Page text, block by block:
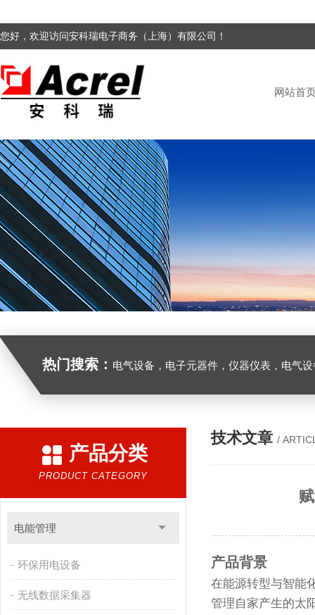
您好，欢迎访问安科瑞电子商务（上海）有限公司！
网站首
热门搜索： 电气设备，电子元器件，仪器仪表，电气
产品分类
PRODUCT CATEGORY
电能管理
环保用电设备
无线数据采集器
技术文章 /
产品背景
在能源转型与智能
管理自家产生的太